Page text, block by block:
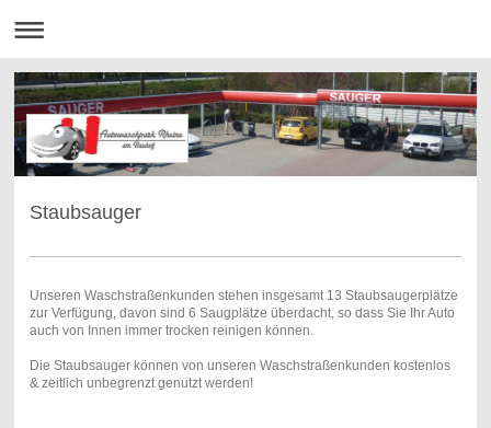
Staubsauger
Unseren Waschstraßenkunden stehen insgesamt 13 Staubsaugerplätze
zur Verfügung, davon sind 6 Saugplätze überdacht, so dass Sie Ihr Auto
auch von Innen immer trocken reinigen können.
Die Staubsauger können von unseren Waschstraßenkunden kostenlos
& zeitlich unbegrenzt genutzt werden!